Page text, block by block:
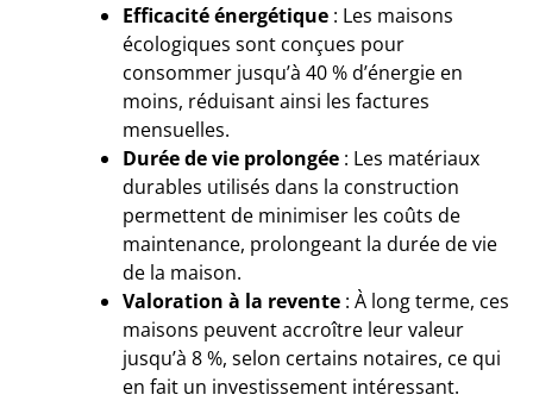
Efficacité énergétique : Les maisons
écologiques sont conçues pour
consommer jusqu’à 40 % d’énergie en
moins, réduisant ainsi les factures
mensuelles.
Durée de vie prolongée : Les matériaux
durables utilisés dans la construction
permettent de minimiser les coûts de
maintenance, prolongeant la durée de vie
de la maison.
Valoration à la revente : À long terme, ces
maisons peuvent accroître leur valeur
jusqu’à 8 %, selon certains notaires, ce qui
en fait un investissement intéressant.